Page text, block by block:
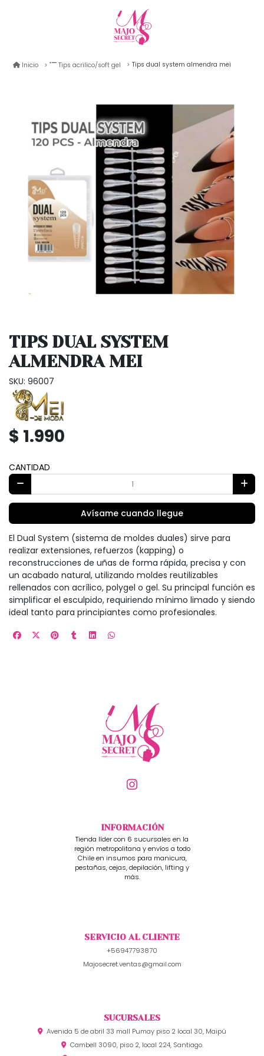
Inicio Tips acrilico/soft gel Tips dual system almendra mei
TIPS DUAL SYSTEM
ALMENDRA MEI
SKU: 96007
$ 1.990
CANTIDAD
Avísame cuando llegue
El Dual System (sistema de moldes duales) sirve para
realizar extensiones, refuerzos (kapping) o
reconstrucciones de uñas de forma rápida, precisa y con
un acabado natural, utilizando moldes reutilizables
rellenados con acrílico, polygel o gel. Su principal función es
simplificar el esculpido, requiriendo mínimo limado y siendo
ideal tanto para principiantes como profesionales.
INFORMACIÓN
Tienda líder con 6 sucursales en la
región metropolitana y envíos a todo
Chile en insumos para manicura,
pestañas, cejas, depilación, lifting y
más.
SERVICIO AL CLIENTE
+56947793870
Majosecret.ventas@gmail.com
SUCURSALES
Avenida 5 de abril 33 mall Pumay piso 2 local 30, Maipú
Cambell 3090, piso 2, local 224, Santiago.